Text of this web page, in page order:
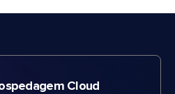
Cloud